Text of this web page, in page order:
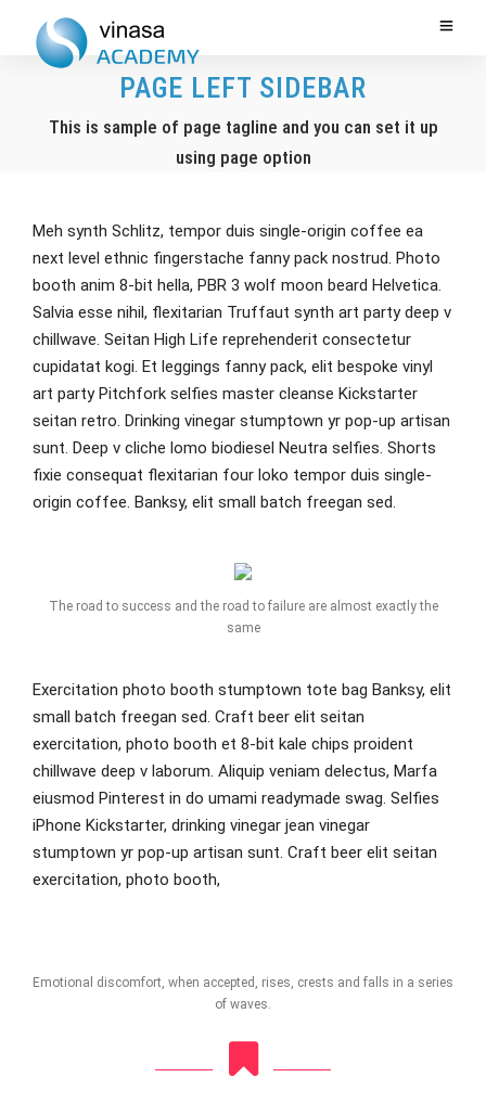
PAGE LEFT SIDEBAR
This is sample of page tagline and you can set it up
using page option
Meh synth Schlitz, tempor duis single-origin coffee ea
next level ethnic fingerstache fanny pack nostrud. Photo
booth anim 8-bit hella, PBR 3 wolf moon beard Helvetica.
Salvia esse nihil, flexitarian Truffaut synth art party deep v
chillwave. Seitan High Life reprehenderit consectetur
cupidatat kogi. Et leggings fanny pack, elit bespoke vinyl
art party Pitchfork selfies master cleanse Kickstarter
seitan retro. Drinking vinegar stumptown yr pop-up artisan
sunt. Deep v cliche lomo biodiesel Neutra selfies. Shorts
fixie consequat flexitarian four loko tempor duis single-
origin coffee. Banksy, elit small batch freegan sed.
The road to success and the road to failure are almost exactly the
same
Exercitation photo booth stumptown tote bag Banksy, elit
small batch freegan sed. Craft beer elit seitan
exercitation, photo booth et 8-bit kale chips proident
chillwave deep v laborum. Aliquip veniam delectus, Marfa
eiusmod Pinterest in do umami readymade swag. Selfies
iPhone Kickstarter, drinking vinegar jean vinegar
stumptown yr pop-up artisan sunt. Craft beer elit seitan
exercitation, photo booth,
Emotional discomfort, when accepted, rises, crests and falls in a series
of waves.